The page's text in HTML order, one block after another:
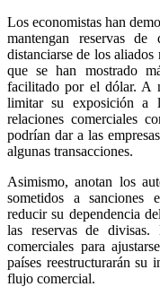
Los economistas han
mantengan reservas
distanciarse de los aliados
que se han mostrado
facilitado por el dólar. A
limitar su exposición a
relaciones comerciales
podrían dar a las
algunas transacciones.
Asimismo, anotan los
sometidos a sanciones
reducir su dependencia
las reservas de
comerciales para
países reestructurarán su
flujo comercial.